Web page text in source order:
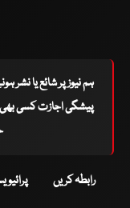
ہم نیوز پر شائع یا نشر
پیشگی اجازت کسی بھی
رابطہ کریں